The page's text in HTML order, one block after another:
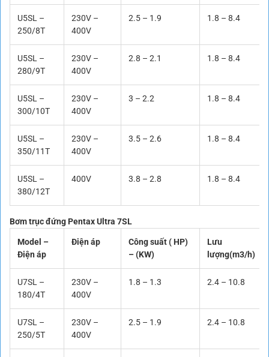
U5SL –
250/8T
230V –
400V
2.5 – 1.9 1.8 – 8.4
U5SL –
280/9T
230V –
400V
2.8 – 2.1 1.8 – 8.4
U5SL –
300/10T
230V –
400V
3 – 2.2 1.8 – 8.4
U5SL –
350/11T
230V –
400V
3.5 – 2.6 1.8 – 8.4
U5SL –
380/12T
400V 3.8 – 2.8 1.8 – 8.4
Bơm trục đứng Pentax Ultra 7SL
Model –
Điện áp
Điện áp
Công suất ( HP)
– (KW)
Lưu
lượng(m3/h)
U7SL –
180/4T
230V –
400V
1.8 – 1.3 2.4 – 10.8
U7SL –
250/5T
230V –
400V
2.5 – 1.9 2.4 – 10.8